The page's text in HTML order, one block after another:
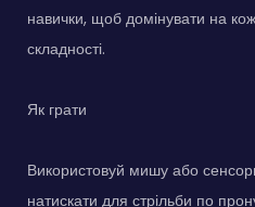
навички, щоб домінувати на
складності.
Як грати
Використовуй мишу або
натискати для стрільби по